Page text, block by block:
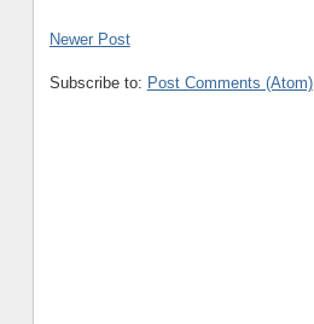
Newer Post
Subscribe to: Post Comments (Atom)